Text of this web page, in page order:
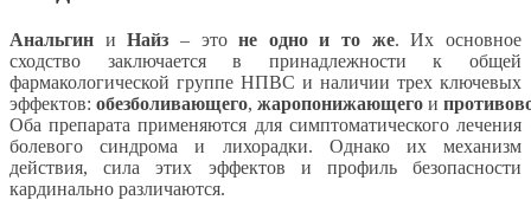
Анальгин иНайз – этоне одно и то же. Их основное
сходство заключается в принадлежности к общей
фармакологической группе НПВС и наличии трех ключевых
эффектов: обезболивающего, жаропонижающего и
Оба препарата применяются для симптоматического лечения
болевого синдрома и лихорадки. Однако их механизм
действия, сила этих эффектов и профиль безопасности
кардинально различаются.